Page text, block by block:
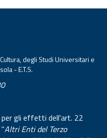
degli Studi Universitari e
- E.T.S.
gli effetti dell'art. 22
Altri Enti del Terzo